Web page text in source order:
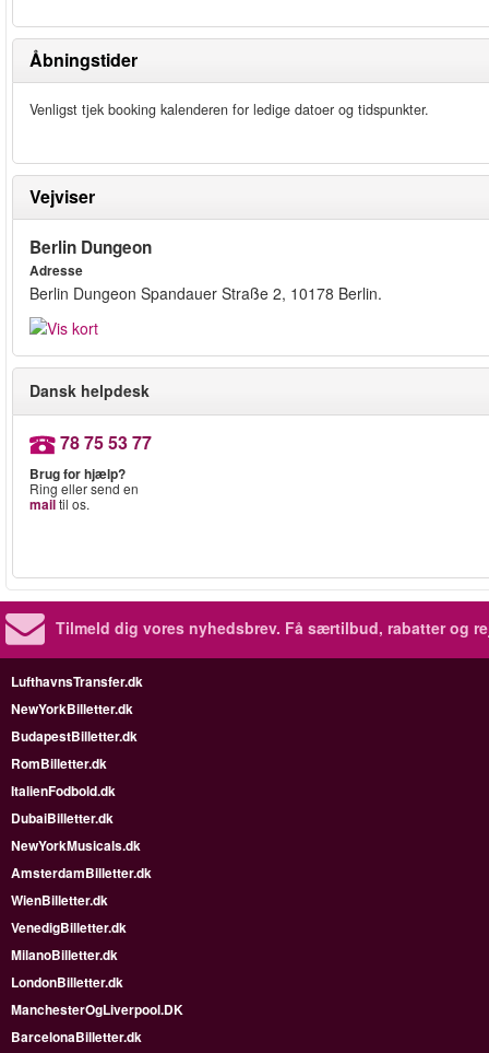
Åbningstider
Venligst tjek booking kalenderen for ledige datoer og tidspunkter.
Vejviser
Berlin Dungeon
Adresse
Berlin Dungeon Spandauer Straße 2, 10178 Berlin.
Dansk helpdesk
78 75 53 77
Brug for hjælp?
Ring eller send en
mailtil os.
Tilmeld dig vores nyhedsbrev. Få særtilbud, rabatter og
LufthavnsTransfer.dk
NewYorkBilletter.dk
BudapestBilletter.dk
RomBilletter.dk
ItalienFodbold.dk
DubaiBilletter.dk
NewYorkMusicals.dk
AmsterdamBilletter.dk
WienBilletter.dk
VenedigBilletter.dk
MilanoBilletter.dk
LondonBilletter.dk
ManchesterOgLiverpool.DK
BarcelonaBilletter.dk